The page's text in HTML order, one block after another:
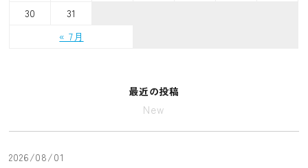
« 7月
30 31
最近の投稿
New
2026/08/01